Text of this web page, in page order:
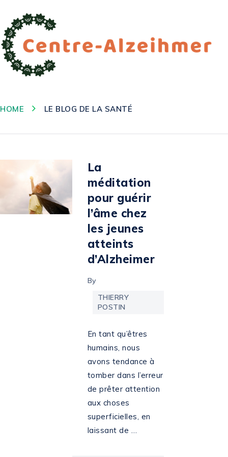
HOME LE BLOG DE LA SANTÉ
La
méditation
pour guérir
l’âme chez
les jeunes
atteints
d’Alzheimer
By
THIERRY
POSTIN
En tant qu’êtres
humains, nous
avons tendance à
tomber dans l’erreur
de prêter attention
aux choses
superficielles, en
laissant de …